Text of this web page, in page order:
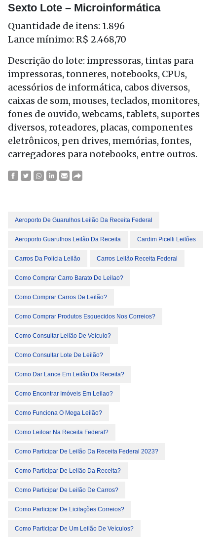
Sexto Lote – Microinformática
Quantidade de itens: 1.896
Lance mínimo: R$ 2.468,70
Descrição do lote: impressoras, tintas para
impressoras, tonneres, notebooks, CPUs,
acessórios de informática, cabos diversos,
caixas de som, mouses, teclados, monitores,
fones de ouvido, webcams, tablets, suportes
diversos, roteadores, placas, componentes
eletrônicos, pen drives, memórias, fontes,
carregadores para notebooks, entre outros.
Aeroporto De Guarulhos Leilão Da Receita Federal
Aeroporto Guarulhos Leilão Da Receita Cardim Picelli Leilões
Carros Da Polícia Leilão Carros Leilão Receita Federal
Como Comprar Carro Barato De Leilao?
Como Comprar Carros De Leilão?
Como Comprar Produtos Esquecidos Nos Correios?
Como Consultar Leilão De Veículo?
Como Consultar Lote De Leilão?
Como Dar Lance Em Leilão Da Receita?
Como Encontrar Imóveis Em Leilao?
Como Funciona O Mega Leilão?
Como Leiloar Na Receita Federal?
Como Participar De Leilão Da Receita Federal 2023?
Como Participar De Leilão Da Receita?
Como Participar De Leilão De Carros?
Como Participar De Licitações Correios?
Como Participar De Um Leilão De Veículos?